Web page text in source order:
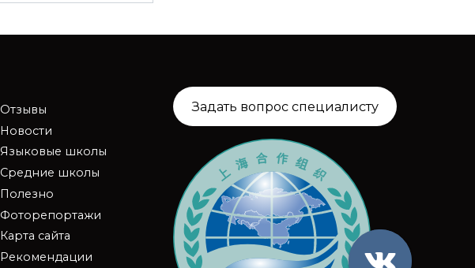
Отзывы
Новости
Языковые школы
Средние школы
Полезно
Фоторепортажи
Карта сайта
Рекомендации
Задать вопрос специалисту